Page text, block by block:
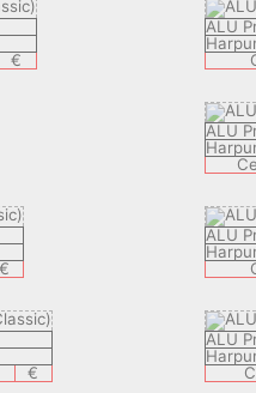
€
ALU
ALU
€
ALU
€
ALU